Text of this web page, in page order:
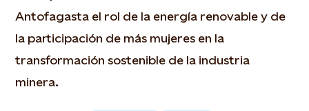
Antofagasta el rol de la energía renovable y de
la participación de más mujeres en la
transformación sostenible de la industria
minera.